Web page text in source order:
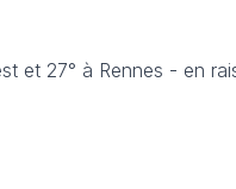
et 27° à Rennes - en